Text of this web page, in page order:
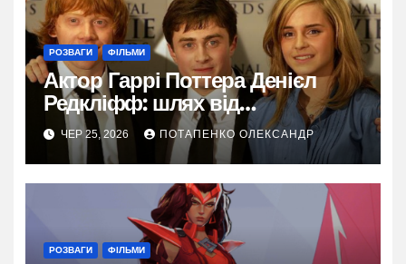
РОЗВАГИ ФІЛЬМИ
Актор Гаррі Поттера Денієл
Редкліфф: шлях від
легендарної ролі до
різноманітної кар’єри
ЧЕР 25, 2026 ПОТАПЕНКО ОЛЕКСАНДР
РОЗВАГИ ФІЛЬМИ